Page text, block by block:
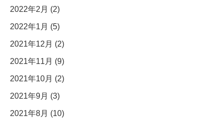
2022年2月 (2)
2022年1月 (5)
2021年12月 (2)
2021年11月 (9)
2021年10月 (2)
2021年9月 (3)
2021年8月 (10)